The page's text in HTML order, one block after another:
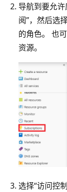
导航到要允
阅”，然后选
的角色。 也
资源。
选择“访问控